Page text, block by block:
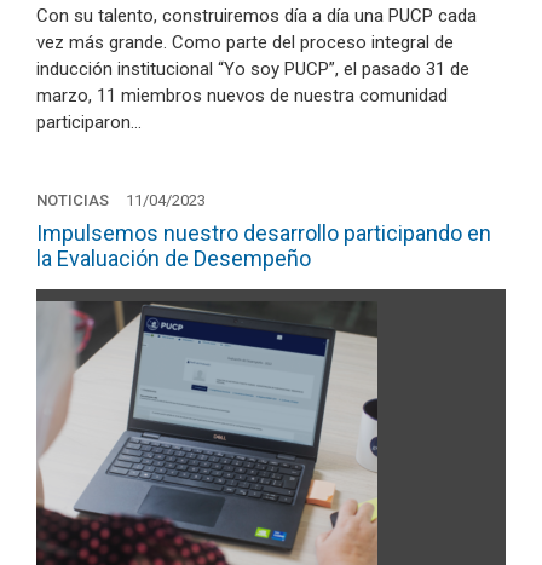
Con su talento, construiremos día a día una PUCP cada
vez más grande. Como parte del proceso integral de
inducción institucional “Yo soy PUCP”, el pasado 31 de
marzo, 11 miembros nuevos de nuestra comunidad
participaron…
NOTICIAS 11/04/2023
Impulsemos nuestro desarrollo participando en
la Evaluación de Desempeño